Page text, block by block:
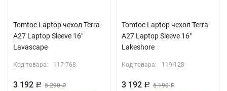
Tomtoc Laptop чехол Terra-
A27 Laptop Sleeve 16"
Lavascape
Код товара: 117-768
3 192 Р 5 290Р
Tomtoc Laptop чехол Terra-
A27 Laptop Sleeve 16"
Lakeshore
Код товара: 119-128
3 192 Р 5 190Р